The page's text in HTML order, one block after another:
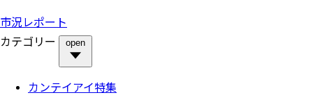
市況レポート
カテゴリー
open
カンテイアイ特集